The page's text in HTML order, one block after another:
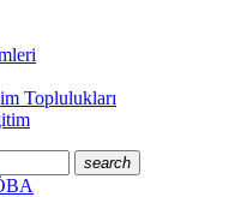
Toplulukları
search